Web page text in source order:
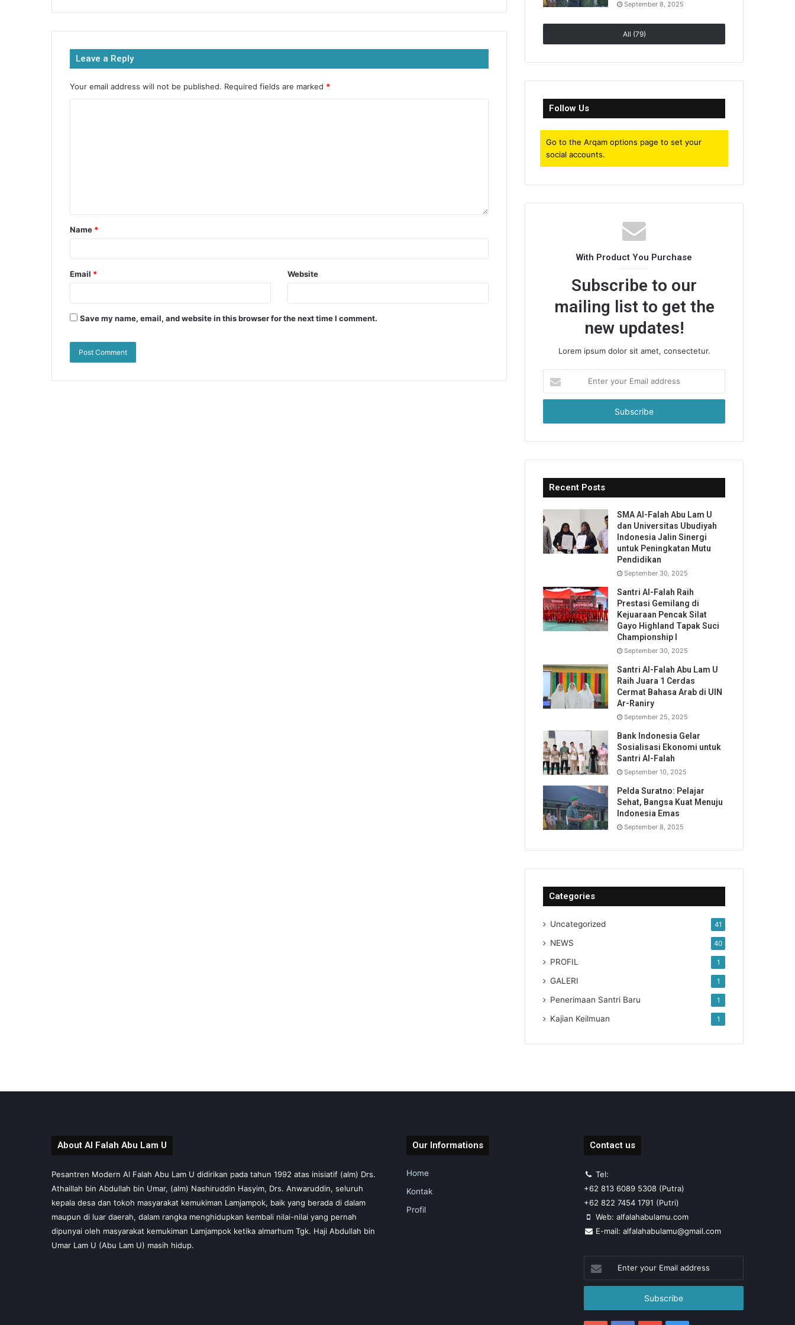
c
e
b
o
o
k
itt
er
at
s
A
p
p
s
s
e
n
g
er
ar
e
Leave a Reply
Your email address will not be published. Required fields are marked *
Name *
Email * Website
Save my name, email, and website in this browser for the next time I comment.
September 8, 2025
All (79)
Follow Us
Go to the Arqam options page to set your
social accounts.
With Product You Purchase
Subscribe to our
mailing list to get the
new updates!
Lorem ipsum dolor sit amet, consectetur.
your
Email
Recent Posts
SMA Al-Falah Abu Lam U
dan Universitas Ubudiyah
Indonesia Jalin Sinergi
untuk Peningkatan Mutu
Pendidikan
September 30, 2025
Santri Al-Falah Raih
Prestasi Gemilang di
Kejuaraan Pencak Silat
Gayo Highland Tapak Suci
Championship I
September 30, 2025
Santri Al-Falah Abu Lam U
Raih Juara 1 Cerdas
Cermat Bahasa Arab di UIN
Ar-Raniry
September 25, 2025
Bank Indonesia Gelar
Sosialisasi Ekonomi untuk
Santri Al-Falah
September 10, 2025
Pelda Suratno: Pelajar
Sehat, Bangsa Kuat Menuju
Indonesia Emas
September 8, 2025
Categories
Uncategorized 41
NEWS 40
PROFIL 1
GALERI 1
Penerimaan Santri Baru 1
Kajian Keilmuan 1
About Al Falah Abu Lam U
Pesantren Modern Al Falah Abu Lam U didirikan pada tahun 1992 atas inisiatif (alm) Drs.
Athaillah bin Abdullah bin Umar, (alm) Nashiruddin Hasyim, Drs. Anwaruddin, seluruh
kepala desa dan tokoh masyarakat kemukiman Lamjampok, baik yang berada di dalam
maupun di luar daerah, dalam rangka menghidupkan kembali nilai-nilai yang pernah
dipunyai oleh masyarakat kemukiman Lamjampok ketika almarhum Tgk. Haji Abdullah bin
Umar Lam U (Abu Lam U) masih hidup.
Our Informations
Home
Kontak
Profil
Contact us
Tel:
+62 813 6089 5308 (Putra)
+62 822 7454 1791 (Putri)
Web: alfalahabulamu.com
E-mail: alfalahabulamu@gmail.com
your
Email